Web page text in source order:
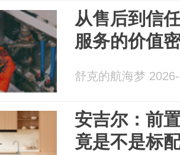
从售后到信
服务的价值
舒克的航海梦
安吉尔：前
竟是不是标